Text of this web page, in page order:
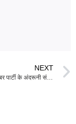
NEXT
कीर स्टारमर ने लेबर पार्टी के अंदरूनी संकट के बीच यूके के प्रधानमंत्री के पद से दिया इस्तीफा